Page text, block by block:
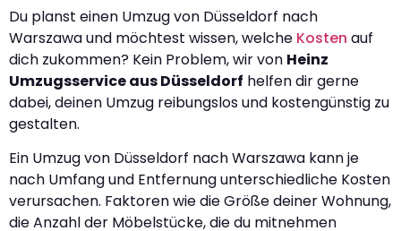
Du planst einen Umzug von Düsseldorf nach
Warszawa und möchtest wissen, welche Kosten auf
dich zukommen? Kein Problem, wir von Heinz
Umzugsservice aus Düsseldorf helfen dir gerne
dabei, deinen Umzug reibungslos und kostengünstig zu
gestalten.
Ein Umzug von Düsseldorf nach Warszawa kann je
nach Umfang und Entfernung unterschiedliche Kosten
verursachen. Faktoren wie die Größe deiner Wohnung,
die Anzahl der Möbelstücke, die du mitnehmen